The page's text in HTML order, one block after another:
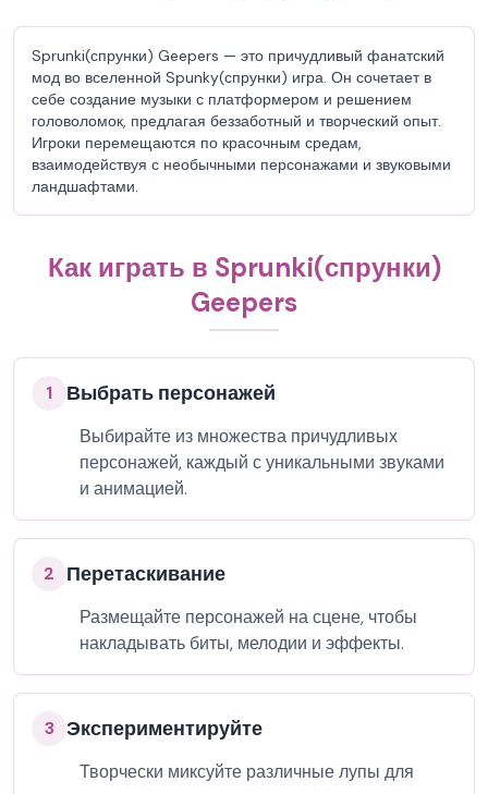
Sprunki(спрунки) Geepers — это причудливый фанатский
мод во вселенной Spunky(спрунки) игра. Он сочетает в
себе создание музыки с платформером и решением
головоломок, предлагая беззаботный и творческий опыт.
Игроки перемещаются по красочным средам,
взаимодействуя с необычными персонажами и звуковыми
ландшафтами.
Как играть в Sprunki(спрунки)
Geepers
1 Выбрать персонажей
Выбирайте из множества причудливых
персонажей, каждый с уникальными звуками
и анимацией.
2 Перетаскивание
Размещайте персонажей на сцене, чтобы
накладывать биты, мелодии и эффекты.
3 Экспериментируйте
Творчески миксуйте различные лупы для